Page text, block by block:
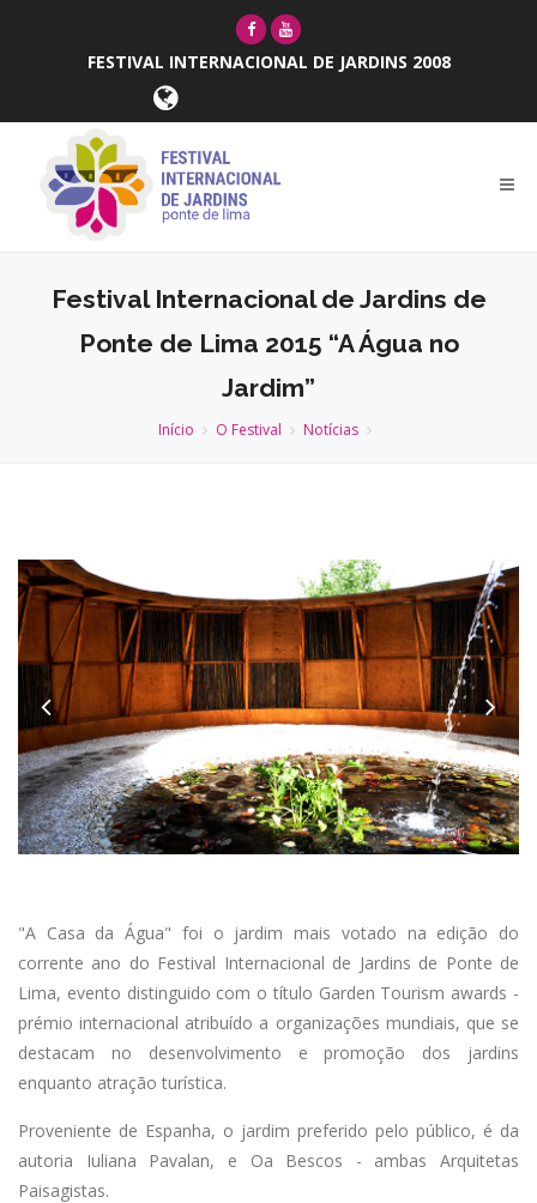
FESTIVAL INTERNACIONAL DE JARDINS 2008
Festival Internacional de Jardins de
Ponte de Lima 2015 “A Água no
Jardim”
Início O Festival Notícias
Anterior
"A Casa da Água" foi o jardim mais votado na edição do
corrente ano do Festival Internacional de Jardins de Ponte de
Lima, evento distinguido com o título Garden Tourism awards -
prémio internacional atribuído a organizações mundiais, que se
destacam no desenvolvimento e promoção dos jardins
enquanto atração turística.
Proveniente de Espanha, o jardim preferido pelo público, é da
autoria Iuliana Pavalan, e Oa Bescos - ambas Arquitetas
Paisagistas.